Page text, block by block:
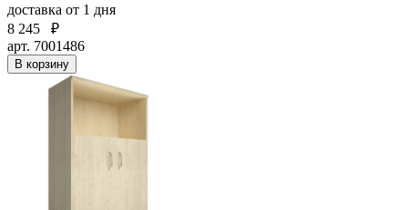
доставка от 1 дня
8 245
₽
арт. 7001486
В корзину